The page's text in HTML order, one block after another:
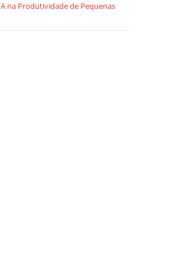
na Produtividade de Pequenas